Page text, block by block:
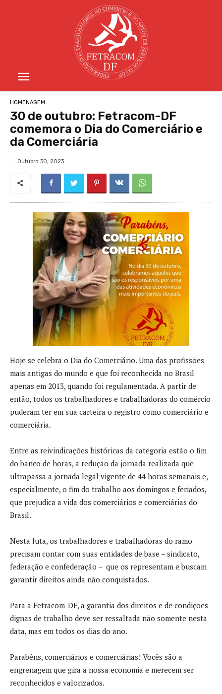
HOMENAGEM
30 de outubro: Fetracom-DF
comemora o Dia do Comerciário e
da Comerciária
Outubro 30, 2023
Hoje se celebra o Dia do Comerciário. Uma das profissões
mais antigas do mundo e que foi reconhecida no Brasil
apenas em 2013, quando foi regulamentada. A partir de
então, todos os trabalhadores e trabalhadoras do comércio
puderam ter em sua carteira o registro como comerciário e
comerciária.
Entre as reivindicações históricas da categoria estão o fim
do banco de horas, a redução da jornada realizada que
ultrapassa a jornada legal vigente de 44 horas semanais e,
especialmente, o fim do trabalho aos domingos e feriados,
que prejudica a vida dos comerciários e comerciárias do
Brasil.
Nesta luta, os trabalhadores e trabalhadoras do ramo
precisam contar com suas entidades de base – sindicato,
federação e confederação – que os representam e buscam
garantir direitos ainda não conquistados.
Para a Fetracom-DF, a garantia dos direitos e de condições
dignas de trabalho deve ser ressaltada não somente nesta
data, mas em todos os dias do ano.
Parabéns, comerciários e comerciárias! Vocês são a
engrenagem que gira a nossa economia e merecem ser
reconhecidos e valorizados.